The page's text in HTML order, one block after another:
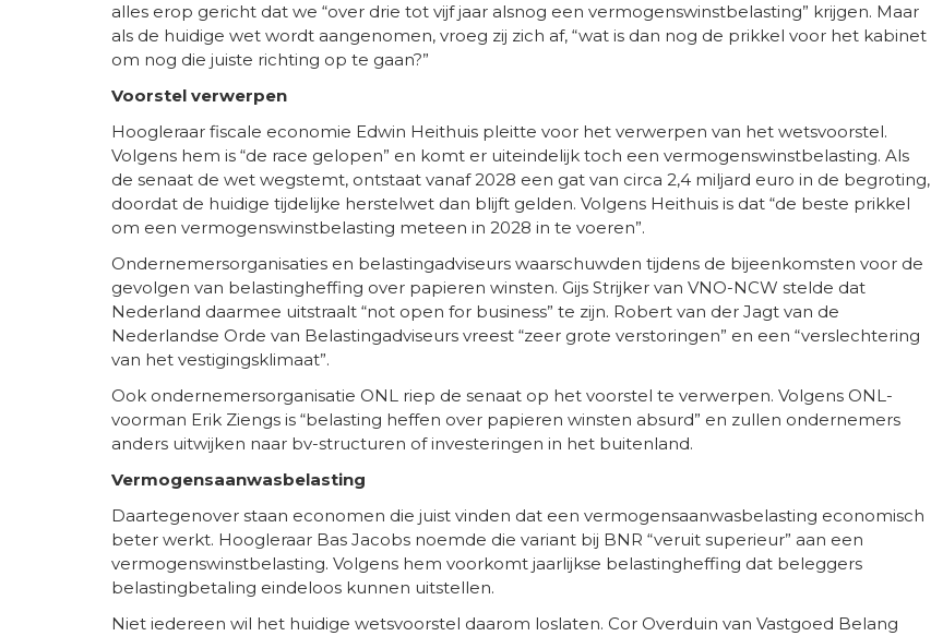
alles erop gericht dat we “over drie tot vijf jaar alsnog een vermogenswinstbelasting” krijgen. Maar
als de huidige wet wordt aangenomen, vroeg zij zich af, “wat is dan nog de prikkel voor het kabinet
om nog die juiste richting op te gaan?”
Voorstel verwerpen
Hoogleraar fiscale economie Edwin Heithuis pleitte voor het verwerpen van het wetsvoorstel.
Volgens hem is “de race gelopen” en komt er uiteindelijk toch een vermogenswinstbelasting. Als
de senaat de wet wegstemt, ontstaat vanaf 2028 een gat van circa 2,4 miljard euro in de begroting,
doordat de huidige tijdelijke herstelwet dan blijft gelden. Volgens Heithuis is dat “de beste prikkel
om een vermogenswinstbelasting meteen in 2028 in te voeren”.
Ondernemersorganisaties en belastingadviseurs waarschuwden tijdens de bijeenkomsten voor de
gevolgen van belastingheffing over papieren winsten. Gijs Strijker van VNO-NCW stelde dat
Nederland daarmee uitstraalt “not open for business” te zijn. Robert van der Jagt van de
Nederlandse Orde van Belastingadviseurs vreest “zeer grote verstoringen” en een “verslechtering
van het vestigingsklimaat”.
Ook ondernemersorganisatie ONL riep de senaat op het voorstel te verwerpen. Volgens ONL-
voorman Erik Ziengs is “belasting heffen over papieren winsten absurd” en zullen ondernemers
anders uitwijken naar bv-structuren of investeringen in het buitenland.
Vermogensaanwasbelasting
Daartegenover staan economen die juist vinden dat een vermogensaanwasbelasting economisch
beter werkt. Hoogleraar Bas Jacobs noemde die variant bij BNR “veruit superieur” aan een
vermogenswinstbelasting. Volgens hem voorkomt jaarlijkse belastingheffing dat beleggers
belastingbetaling eindeloos kunnen uitstellen.
Niet iedereen wil het huidige wetsvoorstel daarom loslaten. Cor Overduin van Vastgoed Belang